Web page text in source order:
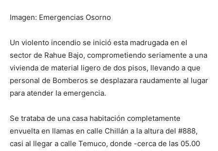
Imagen: Emergencias Osorno
Un violento incendio se inició esta madrugada en el
sector de Rahue Bajo, comprometiendo seriamente a una
vivienda de material ligero de dos pisos, llevando a que
personal de Bomberos se desplazara raudamente al lugar
para atender la emergencia.
Se trataba de una casa habitación completamente
envuelta en llamas en calle Chillán a la altura del #888,
casi al llegar a calle Temuco, donde -cerca de las 05.00